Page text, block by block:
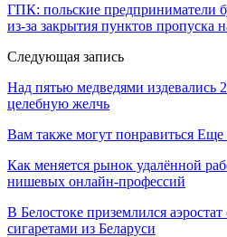
ГПК: польские предприниматели
из-за закрытия пунктов пропуска
Следующая запись
Над пятью медведями издевались
целебную желчь
Вам также могут понравиться Еще
Как меняется рынок удалённой
нишевых онлайн-профессий
В Белостоке приземлился
сигаретами из Беларуси